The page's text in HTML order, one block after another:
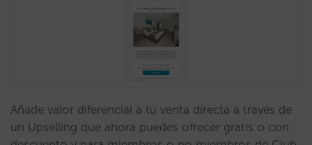
Añade valor diferencial a tu venta directa a través de
un Upselling que ahora puedes ofrecer gratis o con